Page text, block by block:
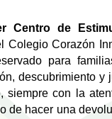
Centro de
Colegio Corazón
para
descubrimiento y
, siempre con la
de hacer una